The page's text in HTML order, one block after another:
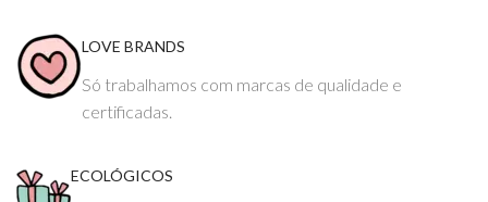
LOVE BRANDS
Só trabalhamos com marcas de qualidade e
certificadas.
ECOLÓGICOS